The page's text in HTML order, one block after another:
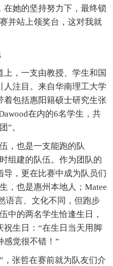
她的坚持努力下，最终锁
并站上领奖台，这对我就
，一支由教授、学生和国
人注目。来自华南理工大学
包括惠阳籍硕士研究生张
在内的6名学生，共
”。
也是一支能跑的队
组建的队伍。作为团队的
，更在比赛中成为队员们
，也是惠州本地人；Matee
语言、文化不同，但跑步
中的两名学生恰逢生日，
生日：“在生日当天用脚
感觉很不错！”
张哲在赛前就为队友们介